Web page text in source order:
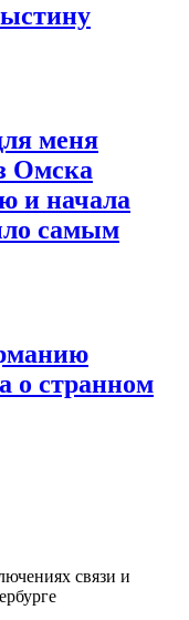
меня
Омска
и начала
самым
о странном
связи и